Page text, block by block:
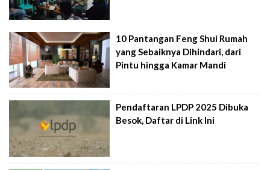
10 Pantangan Feng Shui Rumah
yang Sebaiknya Dihindari, dari
Pintu hingga Kamar Mandi
Pendaftaran LPDP 2025 Dibuka
Besok, Daftar di Link Ini